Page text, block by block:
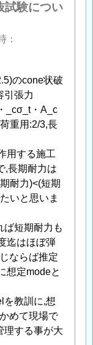
試験につい
のcone状破
引張力
_cσ_t・A_c
重用:2/3,長
用する施工
,長期耐力は
耐力)<(短期
いと思いま
短期耐力も
迄はほぼ弾
ならば推定
想定modeと
を教訓に,想
めて現場で
理する事が大